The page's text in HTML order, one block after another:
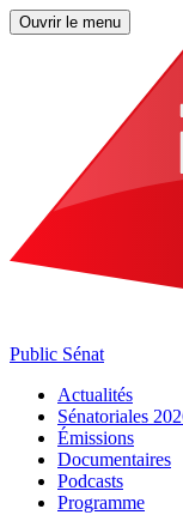
Ouvrir le menu
Public Sénat
Actualités
Sénatoriales
Émissions
Documentaires
Podcasts
Programme